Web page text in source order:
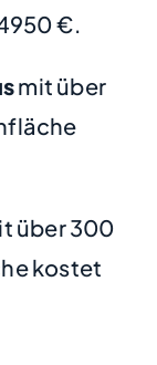
€.
mit über
über 300
kostet